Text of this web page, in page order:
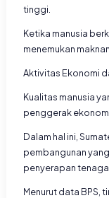
tinggi.
Ketika manusia
menemukan
Aktivitas Ekonomi
Kualitas manusia
penggerak
Dalam hal ini,
pembangunan
penyerapan tenaga
Menurut data BPS,